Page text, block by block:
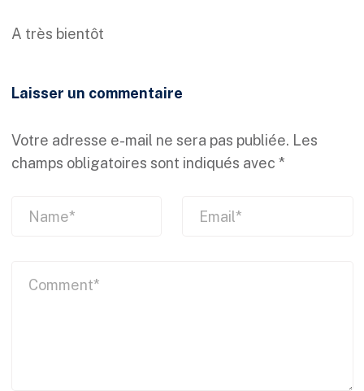
A très bientôt
Laisser un commentaire
Votre adresse e-mail ne sera pas publiée. Les
champs obligatoires sont indiqués avec *